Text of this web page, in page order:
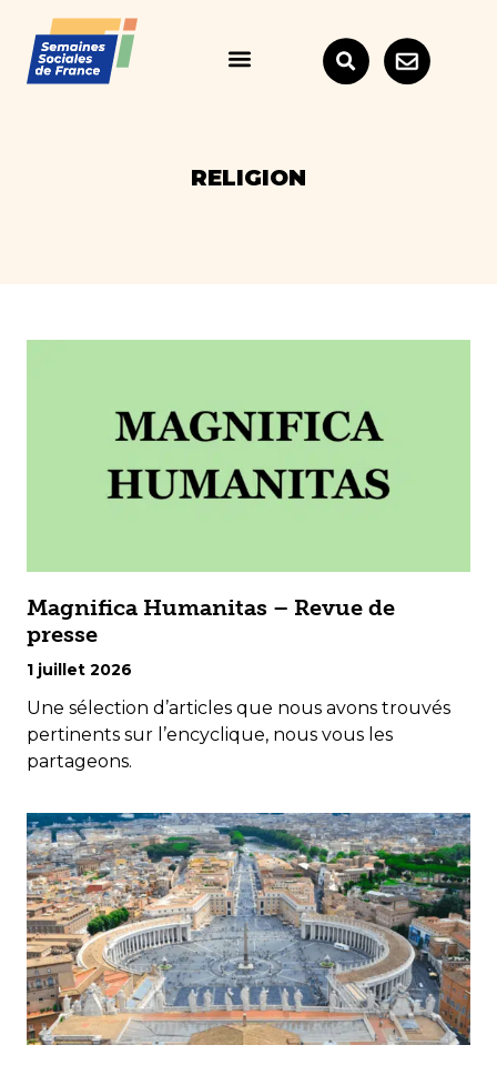
RELIGION
Magnifica Humanitas – Revue de
presse
1 juillet 2026
Une sélection d’articles que nous avons trouvés
pertinents sur l’encyclique, nous vous les
partageons.